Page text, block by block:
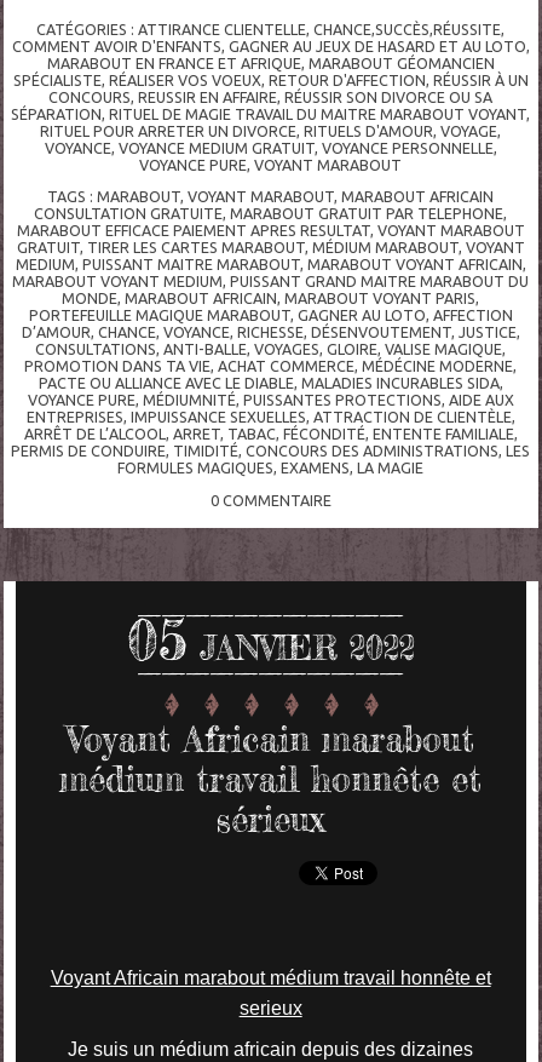
CATÉGORIES :ATTIRANCE CLIENTELLE,CHANCE,SUCCÈS,RÉUSSITE,
COMMENT AVOIR D'ENFANTS, GAGNER AU JEUX DE HASARD ET AU LOTO,
MARABOUT EN FRANCE ET AFRIQUE, MARABOUT GÉOMANCIEN
SPÉCIALISTE, RÉALISER VOS VOEUX, RETOUR D'AFFECTION, RÉUSSIR À UN
CONCOURS,REUSSIR EN AFFAIRE,RÉUSSIR SON DIVORCE OU SA
SÉPARATION,RITUEL DE MAGIE TRAVAIL DU MAITRE MARABOUT VOYANT,
RITUEL POUR ARRETER UN DIVORCE,RITUELS D'AMOUR,VOYAGE,
VOYANCE, VOYANCE MEDIUM GRATUIT, VOYANCE PERSONNELLE,
VOYANCE PURE,VOYANT MARABOUT
TAGS :MARABOUT,VOYANT MARABOUT,MARABOUT AFRICAIN
CONSULTATION GRATUITE,MARABOUT GRATUIT PAR TELEPHONE,
MARABOUT EFFICACE PAIEMENT APRES RESULTAT, VOYANT MARABOUT
GRATUIT, TIRER LES CARTES MARABOUT, MÉDIUM MARABOUT, VOYANT
MEDIUM, PUISSANT MAITRE MARABOUT, MARABOUT VOYANT AFRICAIN,
MARABOUT VOYANT MEDIUM,PUISSANT GRAND MAITRE MARABOUT DU
MONDE,MARABOUT AFRICAIN,MARABOUT VOYANT PARIS,
PORTEFEUILLE MAGIQUE MARABOUT, GAGNER AU LOTO, AFFECTION
D’AMOUR, CHANCE, VOYANCE, RICHESSE, DÉSENVOUTEMENT, JUSTICE,
CONSULTATIONS,ANTI-BALLE,VOYAGES,GLOIRE,VALISE MAGIQUE,
PROMOTION DANS TA VIE,ACHAT COMMERCE,MÉDÉCINE MODERNE,
PACTE OU ALLIANCE AVEC LE DIABLE, MALADIES INCURABLES SIDA,
VOYANCE PURE, MÉDIUMNITÉ, PUISSANTES PROTECTIONS, AIDE AUX
ENTREPRISES, IMPUISSANCE SEXUELLES, ATTRACTION DE CLIENTÈLE,
ARRÊT DE L’ALCOOL , ARRET, TABAC, FÉCONDITÉ, ENTENTE FAMILIALE,
PERMIS DE CONDUIRE, TIMIDITÉ,CONCOURS DES ADMINISTRATIONS,LES
FORMULES MAGIQUES,EXAMENS,LA MAGIE
0 COMMENTAIRE
05 JANVIER 2022
Voyant Africain marabout
médium travail honnête et
sérieux
Voyant Africain marabout médium travail honnête et
serieux
Je suis un médium africain depuis des dizaines